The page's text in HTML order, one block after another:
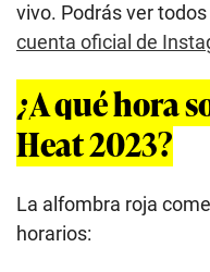
vivo. Podrás ver
cuenta oficial de
¿A qué hora
Heat 2023?
La alfombra roja
horarios: